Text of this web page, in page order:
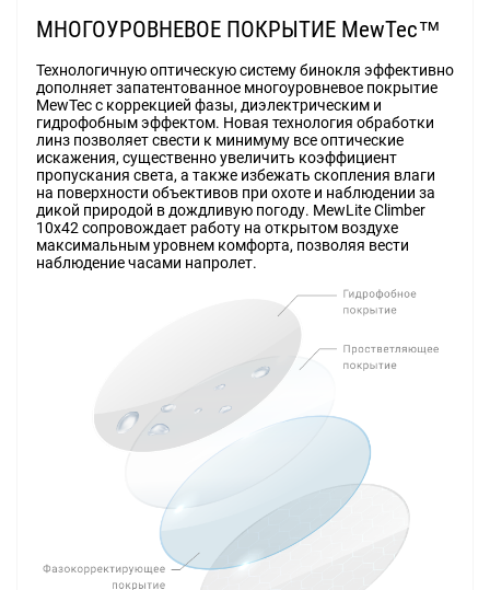
МНОГОУРОВНЕВОЕ ПОКРЫТИЕ MewTec™
Технологичную оптическую систему бинокля эффективно
дополняет запатентованное многоуровневое покрытие
MewTec с коррекцией фазы, диэлектрическим и
гидрофобным эффектом. Новая технология обработки
линз позволяет свести к минимуму все оптические
искажения, существенно увеличить коэффициент
пропускания света, а также избежать скопления влаги
на поверхности объективов при охоте и наблюдении за
дикой природой в дождливую погоду. MewLite Climber
10x42 сопровождает работу на открытом воздухе
максимальным уровнем комфорта, позволяя вести
наблюдение часами напролет.